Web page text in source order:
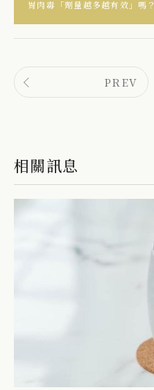
胃肉毒「劑量越多越有效」嗎？
PREV
相關訊息